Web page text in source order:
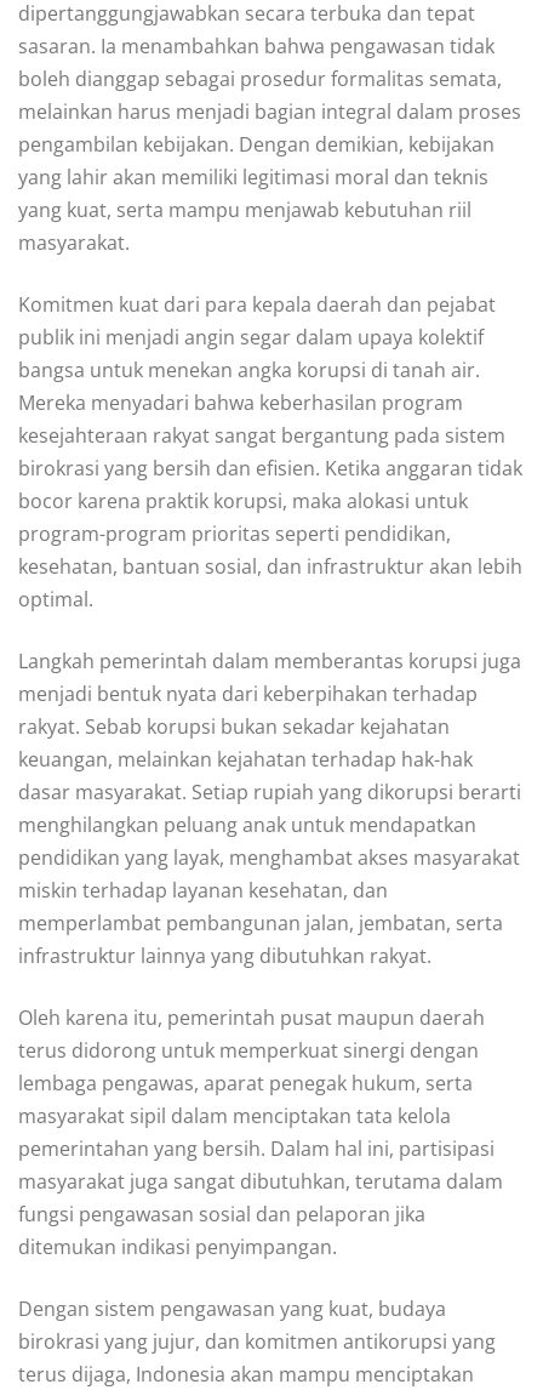
dipertanggungjawabkan secara terbuka dan tepat
sasaran. Ia menambahkan bahwa pengawasan tidak
boleh dianggap sebagai prosedur formalitas semata,
melainkan harus menjadi bagian integral dalam proses
pengambilan kebijakan. Dengan demikian, kebijakan
yang lahir akan memiliki legitimasi moral dan teknis
yang kuat, serta mampu menjawab kebutuhan riil
masyarakat.
Komitmen kuat dari para kepala daerah dan pejabat
publik ini menjadi angin segar dalam upaya kolektif
bangsa untuk menekan angka korupsi di tanah air.
Mereka menyadari bahwa keberhasilan program
kesejahteraan rakyat sangat bergantung pada sistem
birokrasi yang bersih dan efisien. Ketika anggaran tidak
bocor karena praktik korupsi, maka alokasi untuk
program-program prioritas seperti pendidikan,
kesehatan, bantuan sosial, dan infrastruktur akan lebih
optimal.
Langkah pemerintah dalam memberantas korupsi juga
menjadi bentuk nyata dari keberpihakan terhadap
rakyat. Sebab korupsi bukan sekadar kejahatan
keuangan, melainkan kejahatan terhadap hak-hak
dasar masyarakat. Setiap rupiah yang dikorupsi berarti
menghilangkan peluang anak untuk mendapatkan
pendidikan yang layak, menghambat akses masyarakat
miskin terhadap layanan kesehatan, dan
memperlambat pembangunan jalan, jembatan, serta
infrastruktur lainnya yang dibutuhkan rakyat.
Oleh karena itu, pemerintah pusat maupun daerah
terus didorong untuk memperkuat sinergi dengan
lembaga pengawas, aparat penegak hukum, serta
masyarakat sipil dalam menciptakan tata kelola
pemerintahan yang bersih. Dalam hal ini, partisipasi
masyarakat juga sangat dibutuhkan, terutama dalam
fungsi pengawasan sosial dan pelaporan jika
ditemukan indikasi penyimpangan.
Dengan sistem pengawasan yang kuat, budaya
birokrasi yang jujur, dan komitmen antikorupsi yang
terus dijaga, Indonesia akan mampu menciptakan